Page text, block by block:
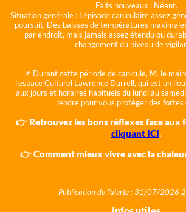
Faits nouveaux : Néant.
Situation générale : L'épisode caniculaire assez
poursuit. Des baisses de températures
par endroit, mais jamais assez étendu ou
changement du niveau de
📌 Durant cette période de canicule, M. le
l'espace Culturel Lawrence Durrell, qui est un
aux jours et horaires habituels du lundi au
rendre pour vous protéger des fortes
👉 Retrouvez les bons réflexes face aux
cliquant ICI.
👉 Comment mieux vivre avec la
Publication de l'alerte : 31/07/2026